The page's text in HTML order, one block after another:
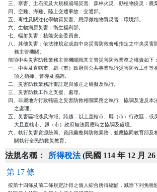
三、寒害、土石流及大規模崩塌災害、森林火災、動植物疫災：農
四、空難、海難、陸上交通事故：交通部。
五、毒性及關注化學物質災害、懸浮微粒物質災害：環境部。
六、生物病原災害：衛生福利部。
七、輻射災害：核能安全委員會。
八、其他災害：依法律規定或由中央災害防救會報指定之中央災害
    務主管機關。
前項中央災害防救業務主管機關就其主管災害防救業務之權責如下：
一、中央及直轄市、縣（市）政府與公共事業執行災害防救工作等
    項之指揮、督導及協調。
二、災害防救業務計畫訂定與修正之研擬及執行。
三、災害防救工作之支援、處理。
四、非屬地方行政轄區之災害防救相關業務之執行、協調及違反本
    之處理。
五、災害區域涉及海域、跨越二以上直轄市、縣（市）行政區，或
    大且直轄市、縣（市）政府無法因應時之協調及處理。
六、執行災害資源統籌、資訊彙整與防救業務，並應協同教育部及
    關執行全民防救災教育。
法規名稱： 所得稅法(民國 114 年 12 月
第 17 條
按第十四條及前二條規定計得之個人綜合所得總額，減除下列免稅